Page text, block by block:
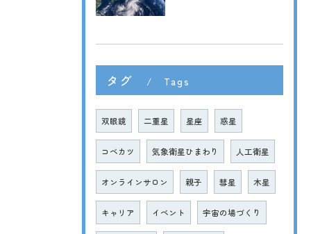
タグ Tags
双眼鏡 二重星 星座 惑星
コベカツ 気象衛星ひまわり 人工衛星
オンラインサロン 親子 彗星 木星
キャリア イベント 宇宙の場づくり